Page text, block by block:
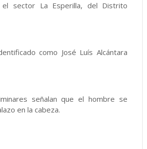
sector La Esperilla, del Distrito
como José Luís Alcántara
señalan que el hombre se
en la cabeza.